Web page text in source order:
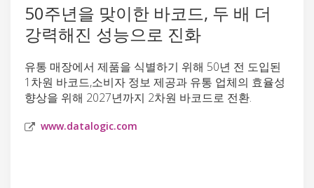
50주년을 맞이한 바코드, 두 배 더
강력해진 성능으로 진화
유통 매장에서 제품을 식별하기 위해 50년 전 도입된
1차원 바코드,소비자 정보 제공과 유통 업체의 효율성
향상을 위해 2027년까지 2차원 바코드로 전환.
www.datalogic.com